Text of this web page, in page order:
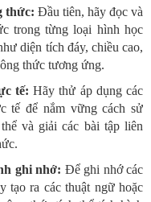
thức: Đầu tiên, hãy đọc và
trong từng loại hình học
diện tích đáy, chiều cao,
thức tương ứng.
tế: Hãy thử áp dụng các
tế để nắm vững cách sử
và giải các bài tập liên
ghi nhớ: Để ghi nhớ các
tạo ra các thuật ngữ hoặc